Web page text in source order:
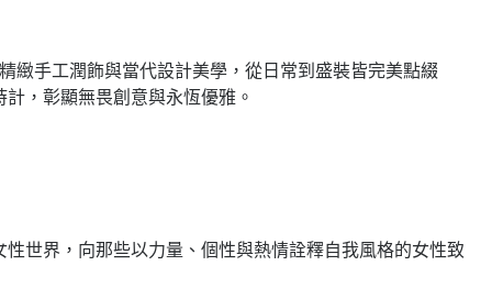
緻手工潤飾與當代設計美學，從日常到盛裝皆完美點綴
，彰顯無畏創意與永恆優雅。
世界，向那些以力量、個性與熱情詮釋自我風格的女性致